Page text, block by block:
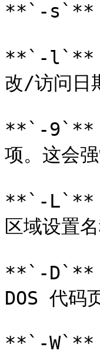
**`-s`**
**`-l`** 强
改/访问
**`-9`**
项。这会
**`-L`**
区域设置
**`-D`**
DOS 代码
**`-